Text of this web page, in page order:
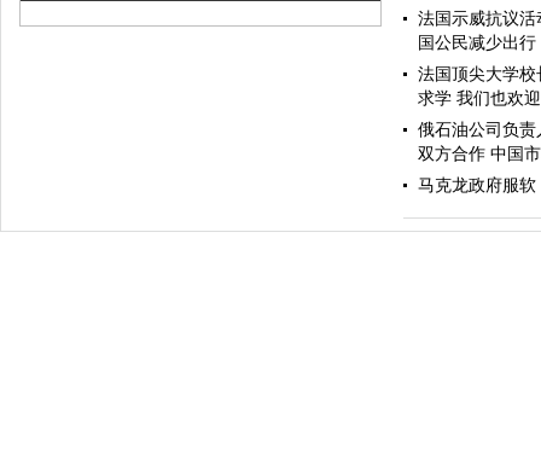
法国示威抗议
国公民减少出行
法国顶尖大学
求学 我们也欢
俄石油公司负
双方合作 中国
马克龙政府服